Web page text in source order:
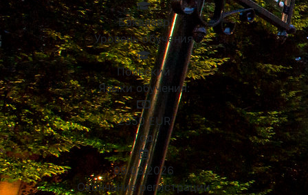
Бакалавр
Уровень обучения
Польский
Языки обучения:
2350 EUR
Год
09.03.2026
Окончание регистрации